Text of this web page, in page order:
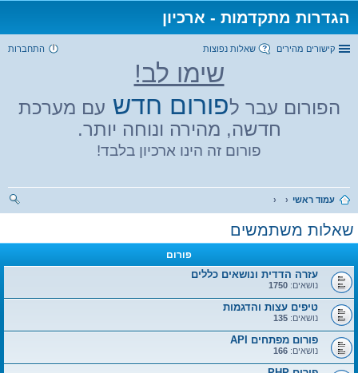
הגדרות מתקדמות - ארכיון
קישורים מהירים שאלות נפוצות התחברות
שימו לב!
הפורום עבר לפורום חדש עם מערכת
חדשה, מהירה ונוחה יותר.
פורום זה הינו ארכיון בלבד!
עמוד ראשי
שאלות משתמשים
פורום
עזרה הדדית ונושאים כללים
נושאים: 1750
טיפים עצות והדגמות
נושאים: 135
פורום מפתחים API
נושאים: 166